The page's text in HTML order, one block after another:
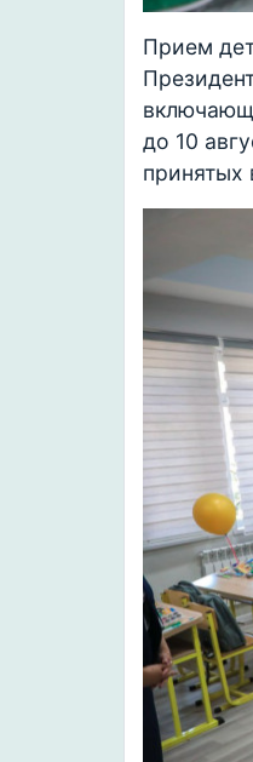
Прием
до 10
принятых